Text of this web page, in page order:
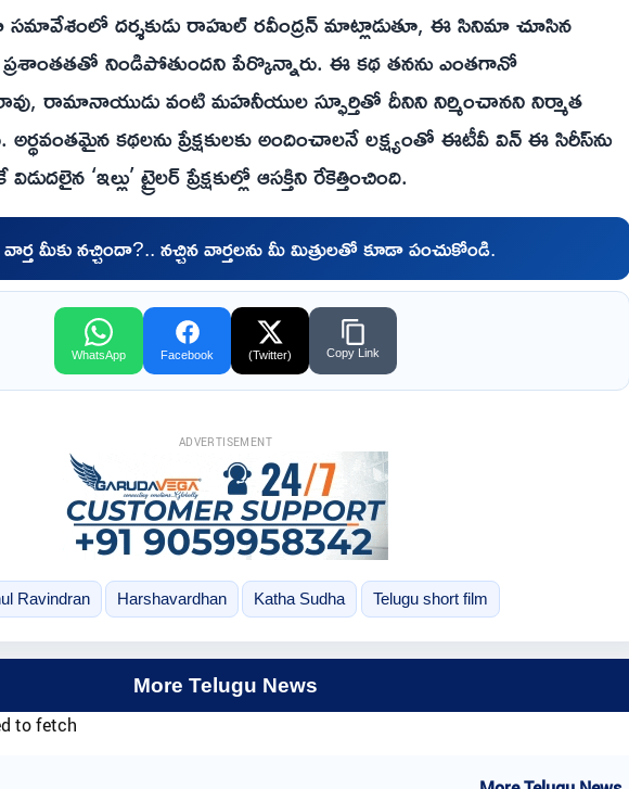
దర్శకుడు రాహుల్ రవీంద్రన్ మాట్లాడుతూ, ఈ సినిమా చూసిన
ప్రశాంతతతో నిండిపోతుందని పేర్కొన్నారు. ఈ కథ తనను ఎంతగానో
రామానాయుడు వంటి మహనీయుల స్ఫూర్తితో దీనిని నిర్మించానని నిర్మాత
కథలను ప్రేక్షకులకు అందించాలనే లక్ష్యంతో ఈటీవీ విన్ ఈ సిరీస్‌ను
విడుదలైన ‘ఇల్లు’ ట్రైలర్ ప్రేక్షకుల్లో ఆసక్తిని రేకెత్తించింది.
మీకు నచ్చిందా?.. నచ్చిన వార్తలను మీ మిత్రులతో కూడా పంచుకోండి.
WhatsApp Facebook (Twitter) Copy Link
ADVERTISEMENT
Ravindran Harshavardhan Katha Sudha Telugu short film
More Telugu News
to fetch